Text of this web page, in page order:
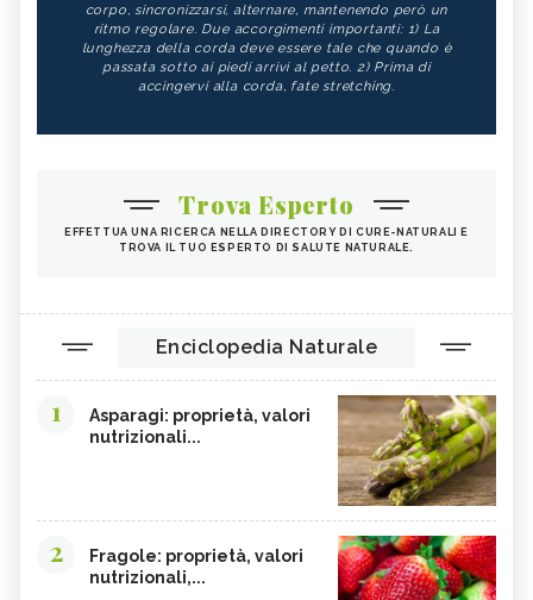
corpo, sincronizzarsi, alternare, mantenendo però un
ritmo regolare. Due accorgimenti importanti: 1) La
lunghezza della corda deve essere tale che quando è
passata sotto ai piedi arrivi al petto. 2) Prima di
accingervi alla corda, fate stretching.
Trova Esperto
EFFETTUA UNA RICERCA NELLA DIRECTORY DI CURE-NATURALI E
TROVA IL TUO ESPERTO DI SALUTE NATURALE.
Enciclopedia Naturale
1
Asparagi: proprietà, valori
nutrizionali...
2
Fragole: proprietà, valori
nutrizionali,...